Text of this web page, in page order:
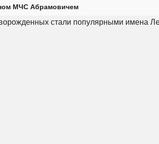
МЧС Абрамовичем